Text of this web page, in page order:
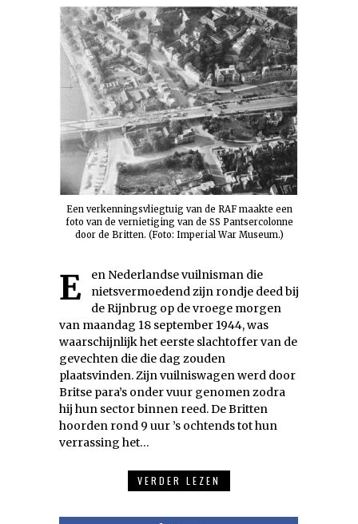
Een verkenningsvliegtuig van de RAF maakte een
foto van de vernietiging van de SS Pantsercolonne
door de Britten. (Foto: Imperial War Museum.)
Een Nederlandse vuilnisman die
nietsvermoedend zijn rondje deed bij
de Rijnbrug op de vroege morgen
van maandag 18 september 1944, was
waarschijnlijk het eerste slachtoffer van de
gevechten die die dag zouden
plaatsvinden. Zijn vuilniswagen werd door
Britse para’s onder vuur genomen zodra
hij hun sector binnen reed. De Britten
hoorden rond 9 uur ’s ochtends tot hun
verrassing het…
VERDER LEZEN